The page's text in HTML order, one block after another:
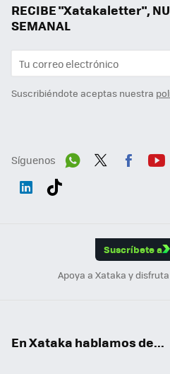
RECIBE "Xatakaletter",
SEMANAL
Suscribiéndote aceptas nuestra
Síguenos
Suscríbete a
Apoya a Xataka y
En Xataka hablamos de...